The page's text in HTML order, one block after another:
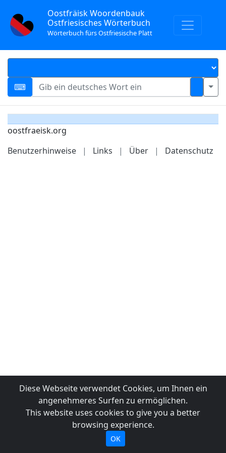
Oostfräisk Woordenbauk
Ostfriesisches Wörterbuch
Wörterbuch fürs Ostfriesische Platt
oostfraeisk.org
Benutzerhinweise
| Links | Über | Datenschutz
Diese Webseite verwendet Cookies, um Ihnen ein
angenehmeres Surfen zu ermöglichen.
This website uses cookies to give you a better
browsing experience.
OK